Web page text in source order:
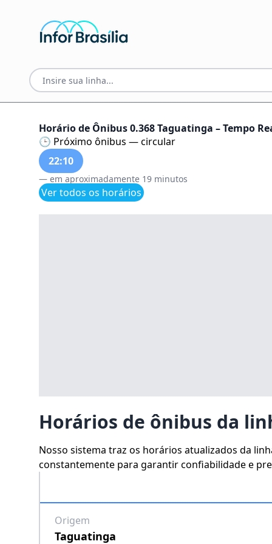
Horário de Ônibus 0.368 Taguatinga – Tempo
🕒 Próximo ônibus — circular
22:10
— em aproximadamente 19 minutos
Ver todos os horários
Horários de ônibus da
Nosso sistema traz os horários atualizados da
constantemente para garantir confiabilidade e
Origem
Taguatinga